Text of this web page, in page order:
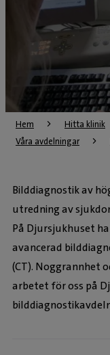
Hem Hitta klinik
Våra avdelningar
Bilddiagnostik av
utredning av
På Djursjukhuset
avancerad
(CT). Noggrannhet
arbetet för oss på